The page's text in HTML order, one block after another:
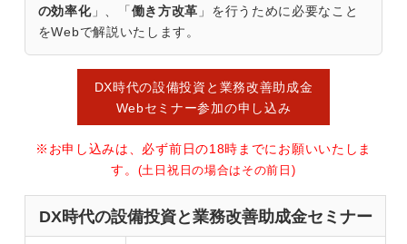
の効率化」、「働き方改革 」を行うために必要なこと
をWebで解説いたします。
DX時代の設備投資と業務改善助成金
Webセミナー参加の申し込み
※お申し込みは、必ず前日の18時までにお願いいたしま
す。 (土日祝日の場合はその前日)
DX時代の設備投資と業務改善助成金セミナー